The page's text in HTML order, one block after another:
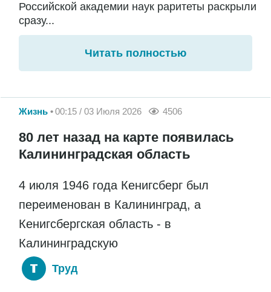
Российской академии наук раритеты раскрыли
сразу...
Читать полностью
Жизнь 00:15 / 03 Июля 2026 4506
80 лет назад на карте появилась
Калининградская область
4 июля 1946 года Кенигсберг был
переименован в Калининград, а
Кенигсбергская область - в
Калининградскую
Труд